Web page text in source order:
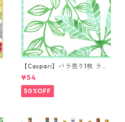
【Caspari】バラ売り1枚 ラン
チサイズ ペーパーナプキン LE
AF パール×グリーン
¥54
50%OFF